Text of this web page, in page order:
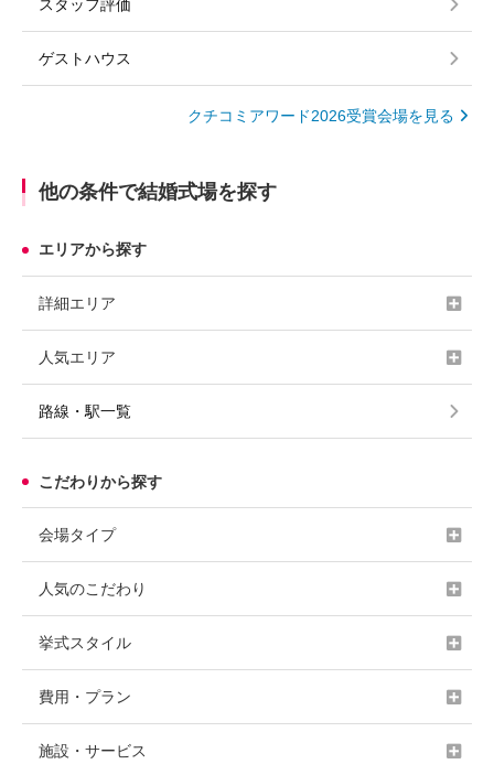
スタッフ評価
ゲストハウス
クチコミアワード2026受賞会場を見る
他の条件で結婚式場を探す
エリアから探す
詳細エリア
人気エリア
路線・駅一覧
こだわりから探す
会場タイプ
人気のこだわり
挙式スタイル
費用・プラン
施設・サービス